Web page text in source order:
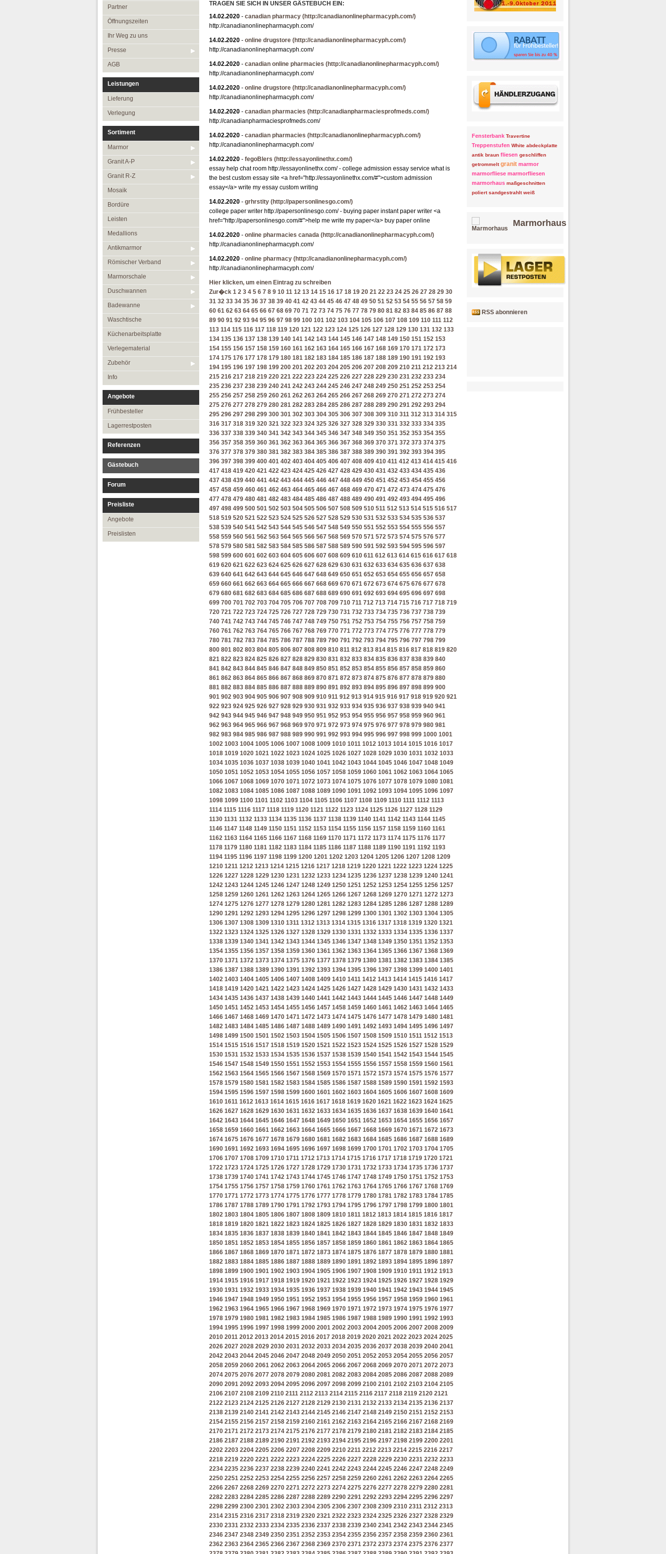
Ihr Weg zu uns
Presse
Granit R-Z
Mosaik
Leisten
Medallions
Antikmarmor
Partner
Öffnungszeiten
Ihr Weg zu uns
Presse
AGB
Leistungen
Lieferung
Verlegung
Sortiment
Marmor
Granit A-P
Granit R-Z
Mosaik
Bordüre
Leisten
Medallions
Antikmarmor
Römischer Verband
Marmorschale
Duschwannen
Badewanne
Waschtische
Küchenarbeitsplatte
Verlegematerial
Zubehör
Info
Angebote
Frühbesteller
Lagerrestposten
Referenzen
Gästebuch
Forum
Preisliste
Angebote
Preislisten
TRAGEN SIE SICH IN UNSER GÄSTEBUCH EIN:
14.02.2020 - canadian pharmacy (http://canadianonlinepharmacyph.com/)
http://canadianonlinepharmacyph.com/
14.02.2020 - online drugstore (http://canadianonlinepharmacyph.com/)
http://canadianonlinepharmacyph.com/
14.02.2020 - canadian online pharmacies (http://canadianonlinepharmacyph.com/)
http://canadianonlinepharmacyph.com/
14.02.2020 - online drugstore (http://canadianonlinepharmacyph.com/)
http://canadianonlinepharmacyph.com/
14.02.2020 - canadian pharmacies (http://canadianpharmaciesprofmeds.com/)
http://canadianpharmaciesprofmeds.com/
14.02.2020 - canadian pharmacies (http://canadianonlinepharmacyph.com/)
http://canadianonlinepharmacyph.com/
14.02.2020 - fegoBlers (http://essayonlinethx.com/)
essay help chat room http://essayonlinethx.com/ - college admission essay service what is
the best custom essay site <a href="http://essayonlinethx.com/#">custom admission
essay</a> write my essay custom writing
14.02.2020 - grhrstity (http://papersonlinesgo.com/)
college paper writer http://papersonlinesgo.com/ - buying paper instant paper writer <a
href="http://papersonlinesgo.com/#">help me write my paper</a> buy paper online
14.02.2020 - online pharmacies canada (http://canadianonlinepharmacyph.com/)
http://canadianonlinepharmacyph.com/
14.02.2020 - online pharmacy (http://canadianonlinepharmacyph.com/)
http://canadianonlinepharmacyph.com/
Hier klicken, um einen Eintrag zu schreiben
Zur�ck 1 2 3 4 5 6 7 8 9 10 11 12 13 14 15 16 17 18 19 20 21 22 23 24 25 26 27 28 29 30
31 32 33 34 35 36 37 38 39 40 41 42 43 44 45 46 47 48 49 50 51 52 53 54 55 56 57 58 59
60 61 62 63 64 65 66 67 68 69 70 71 72 73 74 75 76 77 78 79 80 81 82 83 84 85 86 87 88
89 90 91 92 93 94 95 96 97 98 99 100 101 102 103 104 105 106 107 108 109 110 111 112
113 114 115 116 117 118 119 120 121 122 123 124 125 126 127 128 129 130 131 132 133
134 135 136 137 138 139 140 141 142 143 144 145 146 147 148 149 150 151 152 153
154 155 156 157 158 159 160 161 162 163 164 165 166 167 168 169 170 171 172 173
174 175 176 177 178 179 180 181 182 183 184 185 186 187 188 189 190 191 192 193
194 195 196 197 198 199 200 201 202 203 204 205 206 207 208 209 210 211 212 213 214
215 216 217 218 219 220 221 222 223 224 225 226 227 228 229 230 231 232 233 234
235 236 237 238 239 240 241 242 243 244 245 246 247 248 249 250 251 252 253 254
255 256 257 258 259 260 261 262 263 264 265 266 267 268 269 270 271 272 273 274
275 276 277 278 279 280 281 282 283 284 285 286 287 288 289 290 291 292 293 294
295 296 297 298 299 300 301 302 303 304 305 306 307 308 309 310 311 312 313 314 315
316 317 318 319 320 321 322 323 324 325 326 327 328 329 330 331 332 333 334 335
336 337 338 339 340 341 342 343 344 345 346 347 348 349 350 351 352 353 354 355
356 357 358 359 360 361 362 363 364 365 366 367 368 369 370 371 372 373 374 375
376 377 378 379 380 381 382 383 384 385 386 387 388 389 390 391 392 393 394 395
396 397 398 399 400 401 402 403 404 405 406 407 408 409 410 411 412 413 414 415 416
417 418 419 420 421 422 423 424 425 426 427 428 429 430 431 432 433 434 435 436
437 438 439 440 441 442 443 444 445 446 447 448 449 450 451 452 453 454 455 456
457 458 459 460 461 462 463 464 465 466 467 468 469 470 471 472 473 474 475 476
477 478 479 480 481 482 483 484 485 486 487 488 489 490 491 492 493 494 495 496
497 498 499 500 501 502 503 504 505 506 507 508 509 510 511 512 513 514 515 516 517
518 519 520 521 522 523 524 525 526 527 528 529 530 531 532 533 534 535 536 537
538 539 540 541 542 543 544 545 546 547 548 549 550 551 552 553 554 555 556 557
558 559 560 561 562 563 564 565 566 567 568 569 570 571 572 573 574 575 576 577
578 579 580 581 582 583 584 585 586 587 588 589 590 591 592 593 594 595 596 597
598 599 600 601 602 603 604 605 606 607 608 609 610 611 612 613 614 615 616 617 618
619 620 621 622 623 624 625 626 627 628 629 630 631 632 633 634 635 636 637 638
639 640 641 642 643 644 645 646 647 648 649 650 651 652 653 654 655 656 657 658
659 660 661 662 663 664 665 666 667 668 669 670 671 672 673 674 675 676 677 678
679 680 681 682 683 684 685 686 687 688 689 690 691 692 693 694 695 696 697 698
699 700 701 702 703 704 705 706 707 708 709 710 711 712 713 714 715 716 717 718 719
720 721 722 723 724 725 726 727 728 729 730 731 732 733 734 735 736 737 738 739
740 741 742 743 744 745 746 747 748 749 750 751 752 753 754 755 756 757 758 759
760 761 762 763 764 765 766 767 768 769 770 771 772 773 774 775 776 777 778 779
780 781 782 783 784 785 786 787 788 789 790 791 792 793 794 795 796 797 798 799
800 801 802 803 804 805 806 807 808 809 810 811 812 813 814 815 816 817 818 819 820
821 822 823 824 825 826 827 828 829 830 831 832 833 834 835 836 837 838 839 840
841 842 843 844 845 846 847 848 849 850 851 852 853 854 855 856 857 858 859 860
861 862 863 864 865 866 867 868 869 870 871 872 873 874 875 876 877 878 879 880
881 882 883 884 885 886 887 888 889 890 891 892 893 894 895 896 897 898 899 900
901 902 903 904 905 906 907 908 909 910 911 912 913 914 915 916 917 918 919 920 921
922 923 924 925 926 927 928 929 930 931 932 933 934 935 936 937 938 939 940 941
942 943 944 945 946 947 948 949 950 951 952 953 954 955 956 957 958 959 960 961
962 963 964 965 966 967 968 969 970 971 972 973 974 975 976 977 978 979 980 981
982 983 984 985 986 987 988 989 990 991 992 993 994 995 996 997 998 999 1000 1001
1002 1003 1004 1005 1006 1007 1008 1009 1010 1011 1012 1013 1014 1015 1016 1017
1018 1019 1020 1021 1022 1023 1024 1025 1026 1027 1028 1029 1030 1031 1032 1033
1034 1035 1036 1037 1038 1039 1040 1041 1042 1043 1044 1045 1046 1047 1048 1049
1050 1051 1052 1053 1054 1055 1056 1057 1058 1059 1060 1061 1062 1063 1064 1065
1066 1067 1068 1069 1070 1071 1072 1073 1074 1075 1076 1077 1078 1079 1080 1081
1082 1083 1084 1085 1086 1087 1088 1089 1090 1091 1092 1093 1094 1095 1096 1097
1098 1099 1100 1101 1102 1103 1104 1105 1106 1107 1108 1109 1110 1111 1112 1113
1114 1115 1116 1117 1118 1119 1120 1121 1122 1123 1124 1125 1126 1127 1128 1129
1130 1131 1132 1133 1134 1135 1136 1137 1138 1139 1140 1141 1142 1143 1144 1145
1146 1147 1148 1149 1150 1151 1152 1153 1154 1155 1156 1157 1158 1159 1160 1161
1162 1163 1164 1165 1166 1167 1168 1169 1170 1171 1172 1173 1174 1175 1176 1177
1178 1179 1180 1181 1182 1183 1184 1185 1186 1187 1188 1189 1190 1191 1192 1193
1194 1195 1196 1197 1198 1199 1200 1201 1202 1203 1204 1205 1206 1207 1208 1209
1210 1211 1212 1213 1214 1215 1216 1217 1218 1219 1220 1221 1222 1223 1224 1225
1226 1227 1228 1229 1230 1231 1232 1233 1234 1235 1236 1237 1238 1239 1240 1241
1242 1243 1244 1245 1246 1247 1248 1249 1250 1251 1252 1253 1254 1255 1256 1257
1258 1259 1260 1261 1262 1263 1264 1265 1266 1267 1268 1269 1270 1271 1272 1273
1274 1275 1276 1277 1278 1279 1280 1281 1282 1283 1284 1285 1286 1287 1288 1289
1290 1291 1292 1293 1294 1295 1296 1297 1298 1299 1300 1301 1302 1303 1304 1305
1306 1307 1308 1309 1310 1311 1312 1313 1314 1315 1316 1317 1318 1319 1320 1321
1322 1323 1324 1325 1326 1327 1328 1329 1330 1331 1332 1333 1334 1335 1336 1337
1338 1339 1340 1341 1342 1343 1344 1345 1346 1347 1348 1349 1350 1351 1352 1353
1354 1355 1356 1357 1358 1359 1360 1361 1362 1363 1364 1365 1366 1367 1368 1369
1370 1371 1372 1373 1374 1375 1376 1377 1378 1379 1380 1381 1382 1383 1384 1385
1386 1387 1388 1389 1390 1391 1392 1393 1394 1395 1396 1397 1398 1399 1400 1401
1402 1403 1404 1405 1406 1407 1408 1409 1410 1411 1412 1413 1414 1415 1416 1417
1418 1419 1420 1421 1422 1423 1424 1425 1426 1427 1428 1429 1430 1431 1432 1433
1434 1435 1436 1437 1438 1439 1440 1441 1442 1443 1444 1445 1446 1447 1448 1449
1450 1451 1452 1453 1454 1455 1456 1457 1458 1459 1460 1461 1462 1463 1464 1465
1466 1467 1468 1469 1470 1471 1472 1473 1474 1475 1476 1477 1478 1479 1480 1481
1482 1483 1484 1485 1486 1487 1488 1489 1490 1491 1492 1493 1494 1495 1496 1497
1498 1499 1500 1501 1502 1503 1504 1505 1506 1507 1508 1509 1510 1511 1512 1513
1514 1515 1516 1517 1518 1519 1520 1521 1522 1523 1524 1525 1526 1527 1528 1529
1530 1531 1532 1533 1534 1535 1536 1537 1538 1539 1540 1541 1542 1543 1544 1545
1546 1547 1548 1549 1550 1551 1552 1553 1554 1555 1556 1557 1558 1559 1560 1561
1562 1563 1564 1565 1566 1567 1568 1569 1570 1571 1572 1573 1574 1575 1576 1577
1578 1579 1580 1581 1582 1583 1584 1585 1586 1587 1588 1589 1590 1591 1592 1593
1594 1595 1596 1597 1598 1599 1600 1601 1602 1603 1604 1605 1606 1607 1608 1609
1610 1611 1612 1613 1614 1615 1616 1617 1618 1619 1620 1621 1622 1623 1624 1625
1626 1627 1628 1629 1630 1631 1632 1633 1634 1635 1636 1637 1638 1639 1640 1641
1642 1643 1644 1645 1646 1647 1648 1649 1650 1651 1652 1653 1654 1655 1656 1657
1658 1659 1660 1661 1662 1663 1664 1665 1666 1667 1668 1669 1670 1671 1672 1673
1674 1675 1676 1677 1678 1679 1680 1681 1682 1683 1684 1685 1686 1687 1688 1689
1690 1691 1692 1693 1694 1695 1696 1697 1698 1699 1700 1701 1702 1703 1704 1705
1706 1707 1708 1709 1710 1711 1712 1713 1714 1715 1716 1717 1718 1719 1720 1721
1722 1723 1724 1725 1726 1727 1728 1729 1730 1731 1732 1733 1734 1735 1736 1737
1738 1739 1740 1741 1742 1743 1744 1745 1746 1747 1748 1749 1750 1751 1752 1753
1754 1755 1756 1757 1758 1759 1760 1761 1762 1763 1764 1765 1766 1767 1768 1769
1770 1771 1772 1773 1774 1775 1776 1777 1778 1779 1780 1781 1782 1783 1784 1785
1786 1787 1788 1789 1790 1791 1792 1793 1794 1795 1796 1797 1798 1799 1800 1801
1802 1803 1804 1805 1806 1807 1808 1809 1810 1811 1812 1813 1814 1815 1816 1817
1818 1819 1820 1821 1822 1823 1824 1825 1826 1827 1828 1829 1830 1831 1832 1833
1834 1835 1836 1837 1838 1839 1840 1841 1842 1843 1844 1845 1846 1847 1848 1849
1850 1851 1852 1853 1854 1855 1856 1857 1858 1859 1860 1861 1862 1863 1864 1865
1866 1867 1868 1869 1870 1871 1872 1873 1874 1875 1876 1877 1878 1879 1880 1881
1882 1883 1884 1885 1886 1887 1888 1889 1890 1891 1892 1893 1894 1895 1896 1897
1898 1899 1900 1901 1902 1903 1904 1905 1906 1907 1908 1909 1910 1911 1912 1913
1914 1915 1916 1917 1918 1919 1920 1921 1922 1923 1924 1925 1926 1927 1928 1929
1930 1931 1932 1933 1934 1935 1936 1937 1938 1939 1940 1941 1942 1943 1944 1945
1946 1947 1948 1949 1950 1951 1952 1953 1954 1955 1956 1957 1958 1959 1960 1961
1962 1963 1964 1965 1966 1967 1968 1969 1970 1971 1972 1973 1974 1975 1976 1977
1978 1979 1980 1981 1982 1983 1984 1985 1986 1987 1988 1989 1990 1991 1992 1993
1994 1995 1996 1997 1998 1999 2000 2001 2002 2003 2004 2005 2006 2007 2008 2009
2010 2011 2012 2013 2014 2015 2016 2017 2018 2019 2020 2021 2022 2023 2024 2025
2026 2027 2028 2029 2030 2031 2032 2033 2034 2035 2036 2037 2038 2039 2040 2041
2042 2043 2044 2045 2046 2047 2048 2049 2050 2051 2052 2053 2054 2055 2056 2057
2058 2059 2060 2061 2062 2063 2064 2065 2066 2067 2068 2069 2070 2071 2072 2073
2074 2075 2076 2077 2078 2079 2080 2081 2082 2083 2084 2085 2086 2087 2088 2089
2090 2091 2092 2093 2094 2095 2096 2097 2098 2099 2100 2101 2102 2103 2104 2105
2106 2107 2108 2109 2110 2111 2112 2113 2114 2115 2116 2117 2118 2119 2120 2121
2122 2123 2124 2125 2126 2127 2128 2129 2130 2131 2132 2133 2134 2135 2136 2137
2138 2139 2140 2141 2142 2143 2144 2145 2146 2147 2148 2149 2150 2151 2152 2153
2154 2155 2156 2157 2158 2159 2160 2161 2162 2163 2164 2165 2166 2167 2168 2169
2170 2171 2172 2173 2174 2175 2176 2177 2178 2179 2180 2181 2182 2183 2184 2185
2186 2187 2188 2189 2190 2191 2192 2193 2194 2195 2196 2197 2198 2199 2200 2201
2202 2203 2204 2205 2206 2207 2208 2209 2210 2211 2212 2213 2214 2215 2216 2217
2218 2219 2220 2221 2222 2223 2224 2225 2226 2227 2228 2229 2230 2231 2232 2233
2234 2235 2236 2237 2238 2239 2240 2241 2242 2243 2244 2245 2246 2247 2248 2249
2250 2251 2252 2253 2254 2255 2256 2257 2258 2259 2260 2261 2262 2263 2264 2265
2266 2267 2268 2269 2270 2271 2272 2273 2274 2275 2276 2277 2278 2279 2280 2281
2282 2283 2284 2285 2286 2287 2288 2289 2290 2291 2292 2293 2294 2295 2296 2297
2298 2299 2300 2301 2302 2303 2304 2305 2306 2307 2308 2309 2310 2311 2312 2313
2314 2315 2316 2317 2318 2319 2320 2321 2322 2323 2324 2325 2326 2327 2328 2329
2330 2331 2332 2333 2334 2335 2336 2337 2338 2339 2340 2341 2342 2343 2344 2345
2346 2347 2348 2349 2350 2351 2352 2353 2354 2355 2356 2357 2358 2359 2360 2361
2362 2363 2364 2365 2366 2367 2368 2369 2370 2371 2372 2373 2374 2375 2376 2377
Fensterbank Travertine
Treppenstufen White abdeckplatte
antik braun fliesen geschliffen
getrommelt granit marmor
marmorfliese marmorfliesen
marmorhaus maßgeschnitten
poliert sandgestrahlt weiß
Marmorhaus
RSS abonnieren